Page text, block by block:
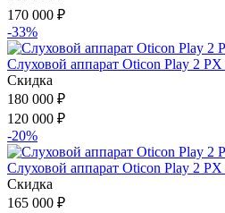
170 000 ₽
-33%
Слуховой аппарат Oticon Play 2
Скидка
180 000 ₽
120 000 ₽
-20%
Слуховой аппарат Oticon Play 2
Скидка
165 000 ₽